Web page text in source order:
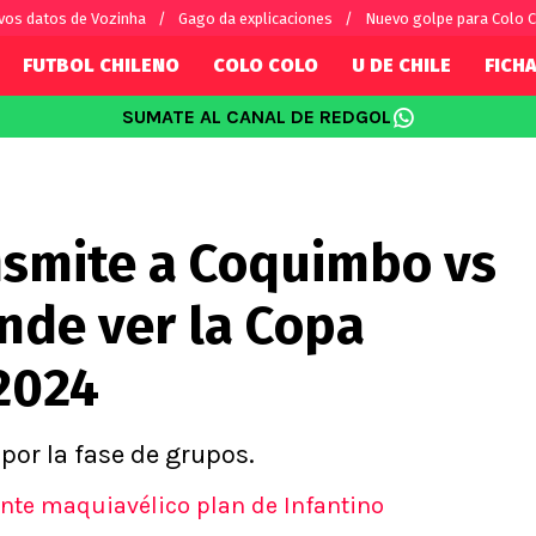
datos de Vozinha Gago da explicaciones Nuevo golpe para Colo
por el mundo
Fútbol Argentino
Fútbol Brasileño
Conference
Ligue 1
FUTBOL CHILENO COLO COLO U DE CHILE
SUMATE AL CANAL DE REDGOL
a Coquimbo vs
ver la Copa
la fase de grupos.
maquiavélico plan de Infantino